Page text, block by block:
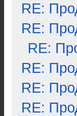
RE:
RE:
RE:
RE:
RE:
RE: